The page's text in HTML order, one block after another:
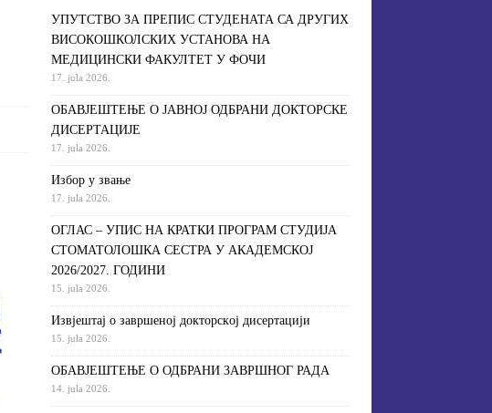
УПУТСТВО ЗА ПРЕПИС СТУДЕНАТА СА ДРУГИХ
ВИСОКОШКОЛСКИХ УСТАНОВА НА
МЕДИЦИНСКИ ФАКУЛТЕТ У ФОЧИ
17. jula 2026.
ОБАВЈЕШТЕЊЕ О ЈАВНОЈ ОДБРАНИ ДОКТОРСКЕ
ДИСЕРТАЦИЈЕ
17. jula 2026.
Избор у звање
17. jula 2026.
ОГЛАС – УПИС НА КРАТКИ ПРОГРАМ СТУДИЈА
СТОМАТОЛОШКА СЕСТРА У АКАДЕМСКОЈ
2026/2027. ГОДИНИ
15. jula 2026.
Извjeштaj o зaвршeнoj дoктoрскoj дисeртaциjи
15. jula 2026.
ОБАВЈЕШТЕЊЕ О ОДБРАНИ ЗАВРШНОГ РАДА
14. jula 2026.